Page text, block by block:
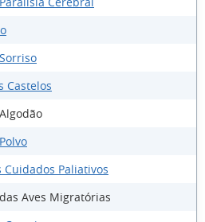
Castelos
Paliativos
Aves Migratórias